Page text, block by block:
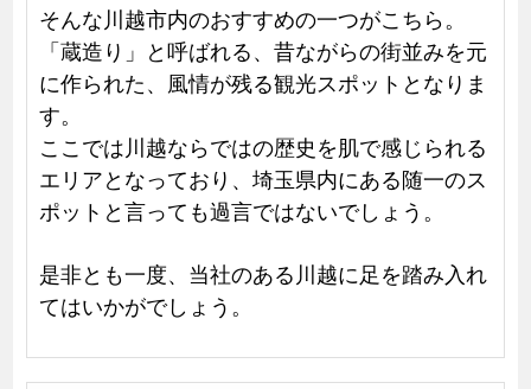
そんな川越市内のおすすめの一つがこちら。
「蔵造り」と呼ばれる、昔ながらの街並みを元
に作られた、風情が残る観光スポットとなりま
す。
ここでは川越ならではの歴史を肌で感じられる
エリアとなっており、埼玉県内にある随一のス
ポットと言っても過言ではないでしょう。
是非とも一度、当社のある川越に足を踏み入れ
てはいかがでしょう。